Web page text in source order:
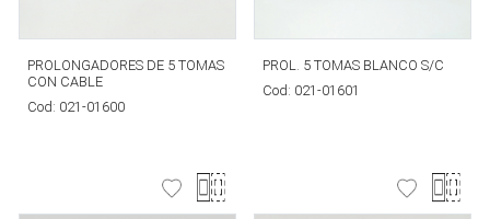
PROLONGADORES DE 5 TOMAS
CON CABLE
Cod: 021-01600
PROL. 5 TOMAS BLANCO S/C
Cod: 021-01601